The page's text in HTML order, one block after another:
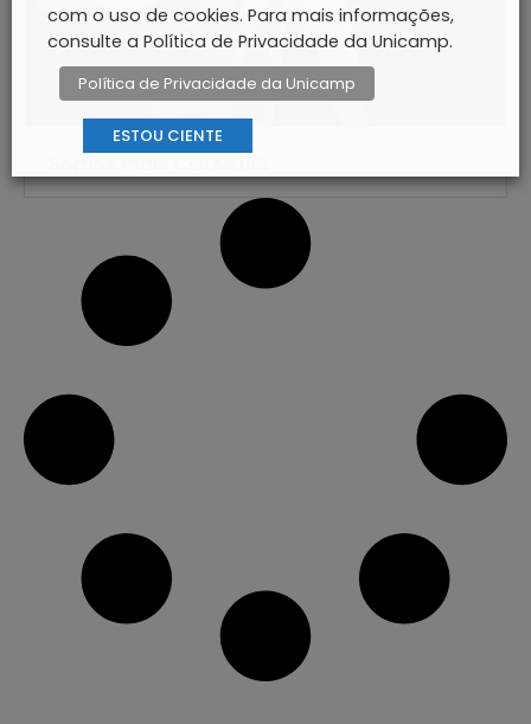
com o uso de cookies. Para mais informações,
consulte a Política de Privacidade da Unicamp.
Política de Privacidade da Unicamp
ESTOU CIENTE